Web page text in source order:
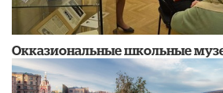
​Окказиональные школьные